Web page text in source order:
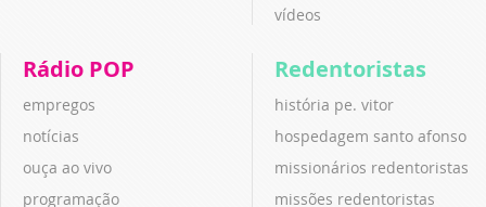
vídeos
Rádio POP
empregos
notícias
ouça ao vivo
programação
Redentoristas
história pe. vitor
hospedagem santo afonso
missionários redentoristas
missões redentoristas